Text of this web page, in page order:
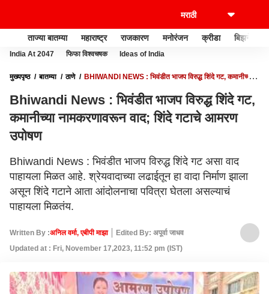
ताज्या बातम्या महाराष्ट्र राजकारण मनोरंजन क्रीडा बिझनेस
India At 2047 फिफा विश्वचषक Ideas of India
मुख्यपृष्ठ बातम्या ठाणे
BHIWANDI NEWS : भिवंडीत भाजप विरुद्ध शिंदे गट, कमानीच्या
Bhiwandi News : भिवंडीत भाजप विरुद्ध शिंदे गट,
कमानीच्या नामकरणावरून वाद; शिंदे गटाचे आमरण
उपोषण
Bhiwandi News : भिवंडीत भाजप विरुद्ध शिंदे गट असा वाद
पाहायला मिळत आहे. श्रेयवादाच्या लढाईतून हा वादा निर्माण झाला
असून शिंदे गटाने आता आंदोलनाचा पवित्रा घेतला असल्याचं
पाहायला मिळतंय.
Written By :अनिल वर्मा, एबीपी माझा
Edited By: अपूर्वा जाधव
Updated at : Fri, November 17,2023, 11:52 pm (IST)